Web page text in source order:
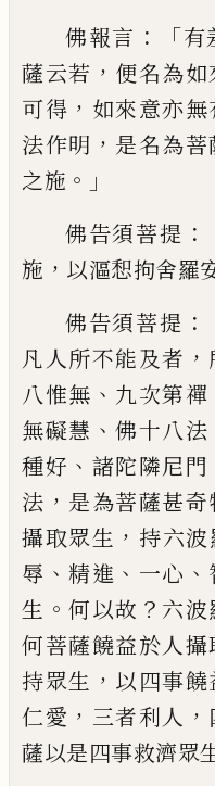
佛報言 ：「有
薩云若 ， 便名為如
可得 ， 如來意亦無
法作明 ， 是名為菩
之施 。」
佛告須菩提
施 ， 以漚惒拘舍羅
佛告須菩提
凡人所不能及者 ，
八惟無 、 九次第禪
無礙慧 、佛十八法
種好 、 諸陀隣尼門
法 ， 是為菩薩甚奇
攝取眾生 ， 持六波
辱 、精進 、 一心 、
生 。何以故 ？ 六
何菩薩饒益於人攝
持眾生 ， 以四事饒
仁愛 ， 三者利人 ，
薩以是四事救濟眾